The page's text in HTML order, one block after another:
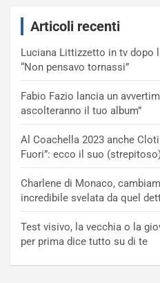
Articoli recenti
Luciana Littizzetto in tv dopo
“Non pensavo tornassi”
Fabio Fazio lancia un
ascolteranno il tuo album”
Al Coachella 2023 anche
Fuori”: ecco il suo
Charlene di Monaco,
incredibile svelata da quel
Test visivo, la vecchia o la
per prima dice tutto su di te